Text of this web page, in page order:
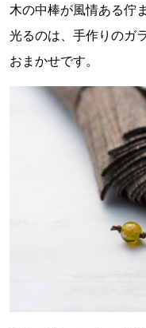
木の中棒が風情ある佇
光るのは、手作りのガ
おまかせです。